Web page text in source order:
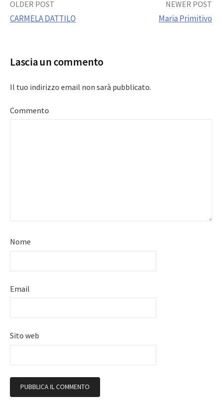
Post
OLDER POST
CARMELA DATTILO
NEWER POST
Maria Primitivo
Lascia un commento
Il tuo indirizzo email non sarà pubblicato.
Commento
Nome
Email
Sito web